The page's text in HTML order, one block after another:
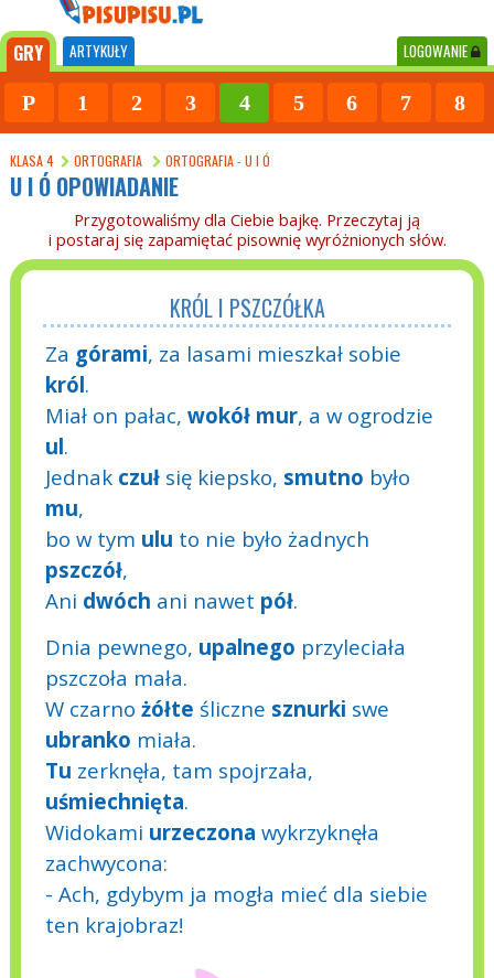
GRY ARTYKUŁY LOGOWANIE
P 1 2 3 4 5 6 7 8
KLASA 4 ORTOGRAFIA ORTOGRAFIA - U I Ó
U I Ó OPOWIADANIE
Przygotowaliśmy dla Ciebie bajkę. Przeczytaj ją
i postaraj się zapamiętać pisownię wyróżnionych słów.
KRÓL I PSZCZÓŁKA
Za górami, za lasami mieszkał sobie
król.
Miał on pałac,wokół mur, a w ogrodzie
ul.
Jednak czuł się kiepsko, smutno było
mu,
bo w tym ulu to nie było żadnych
pszczół,
Ani dwóch ani nawet pół.
Dnia pewnego, upalnego przyleciała
pszczoła mała.
W czarnożółte śliczne sznurki swe
ubranko miała.
Tu zerknęła, tam spojrzała,
uśmiechnięta.
Widokami urzeczona wykrzyknęła
zachwycona:
- Ach, gdybym ja mogła mieć dla siebie
ten krajobraz!